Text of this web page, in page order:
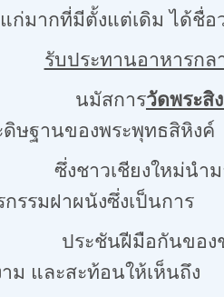
แก่มากที่มีตั้งแต่เดิม ได้ชื่
รับประทานอาหารกล
สการวัดพระสิ
ดิษฐานของพระพุทธสิหิงค์
งใหม่นำมาแห่ขอฝน
รรมฝาผนังซึ่งเป็นการ
กันของช่างชาวล้า
าม และสะท้อนให้เห็นถึง